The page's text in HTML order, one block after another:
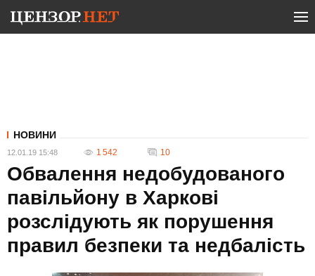
НОВИНИ
12.01.19 15:48 1 542 10
Обвалення недобудованого
павільйону в Харкові
розслідують як порушення
правил безпеки та недбалість